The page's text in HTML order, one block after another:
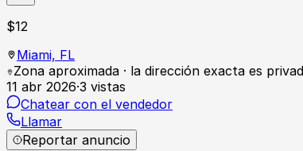
$12
Miami, FL
Zona aproximada · la dirección exacta es
11 abr 2026·3 vistas
Chatear con el vendedor
Llamar
Reportar anuncio